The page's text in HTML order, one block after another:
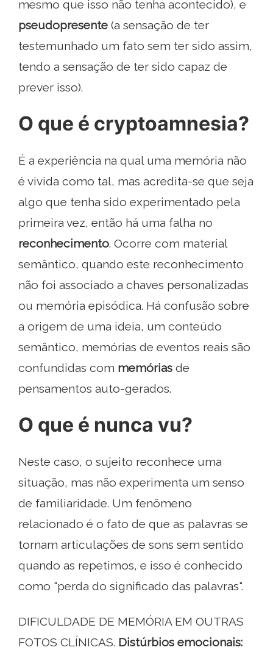
mesmo que isso não tenha acontecido), e
pseudopresente (a sensação de ter
testemunhado um fato sem ter sido assim,
tendo a sensação de ter sido capaz de
prever isso).
O que é cryptoamnesia?
É a experiência na qual uma memória não
é vivida como tal, mas acredita-se que seja
algo que tenha sido experimentado pela
primeira vez, então há uma falha no
reconhecimento. Ocorre com material
semântico, quando este reconhecimento
não foi associado a chaves personalizadas
ou memória episódica. Há confusão sobre
a origem de uma ideia, um conteúdo
semântico, memórias de eventos reais são
confundidas com memórias de
pensamentos auto-gerados.
O que é nunca vu?
Neste caso, o sujeito reconhece uma
situação, mas não experimenta um senso
de familiaridade. Um fenômeno
relacionado é o fato de que as palavras se
tornam articulações de sons sem sentido
quando as repetimos, e isso é conhecido
como "perda do significado das palavras".
DIFICULDADE DE MEMÓRIA EM OUTRAS
FOTOS CLÍNICAS. Distúrbios emocionais: